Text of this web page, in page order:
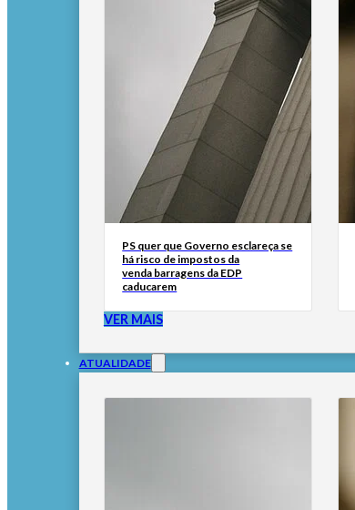
PS quer que Governo esclareça se
há risco de impostos da
venda barragens da EDP
caducarem
VER MAIS
ATUALIDADE